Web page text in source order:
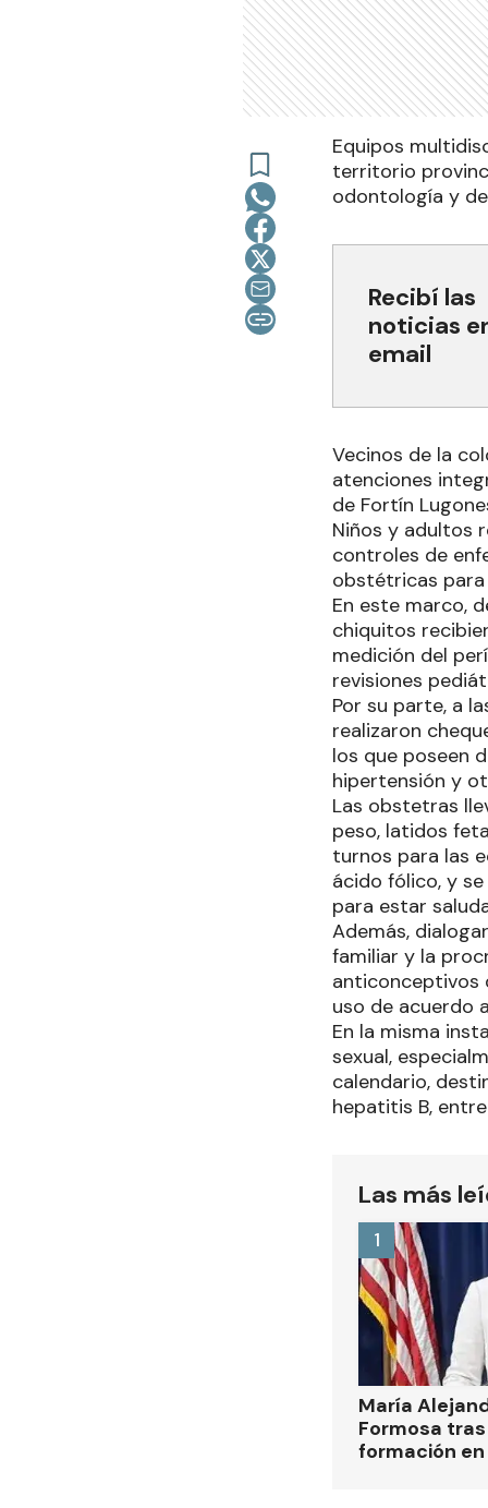
Equipos
territorio
odontología y
Recibí las
noticias
email
Vecinos de la
atenciones
de Fortín
Niños y adultos
controles de
obstétricas para
En este marco,
chiquitos
medición del
revisiones
Por su parte, a
realizaron
los que poseen
hipertensión y
Las obstetras
peso, latidos
turnos para las
ácido fólico, y
para estar
Además,
familiar y la
anticonceptivos
uso de acuerdo
En la misma
sexual,
calendario,
hepatitis B,
Las más
María
Formosa
formación
1